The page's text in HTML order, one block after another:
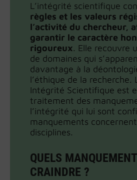
L’intégrité scientifique
règles et les valeurs
l’activité du chercheur,
garantir le caractère
rigoureux. Elle recouvre
de domaines qui
davantage à la
l’éthique de la recherche.
Intégrité Scientifique est
traitement des
l’intégrité qui lui sont
manquements
disciplines.
QUELS
CRAINDRE ?